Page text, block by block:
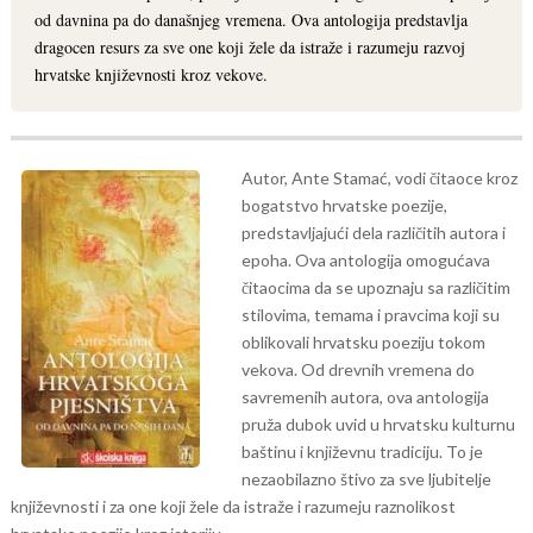
od davnina pa do današnjeg vremena. Ova antologija predstavlja
dragocen resurs za sve one koji žele da istraže i razumeju razvoj
hrvatske književnosti kroz vekove.
Autor, Ante Stamać, vodi čitaoce kroz
bogatstvo hrvatske poezije,
predstavljajući dela različitih autora i
epoha. Ova antologija omogućava
čitaocima da se upoznaju sa različitim
stilovima, temama i pravcima koji su
oblikovali hrvatsku poeziju tokom
vekova. Od drevnih vremena do
savremenih autora, ova antologija
pruža dubok uvid u hrvatsku kulturnu
baštinu i književnu tradiciju. To je
nezaobilazno štivo za sve ljubitelje
književnosti i za one koji žele da istraže i razumeju raznolikost